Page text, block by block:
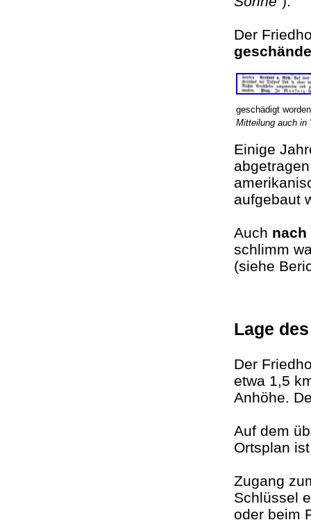
Der
geschädigt
Mitteilung auch
Einige
aufgebaut
Auch nach
schlimm
(siehe
Lage
Der
etwa 1,5
Anhöhe.
Auf dem
Ortsplan
Zugang
Schlüssel
oder beim